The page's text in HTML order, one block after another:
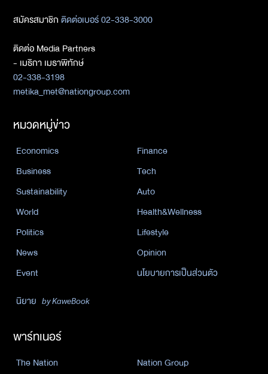
สมัครสมาชิกติดต่อเบอร์ 02-338-3000
ติดต่อ Media Partners
- เมธิกา เมธาพิทักษ์
02-338-3198
metika_met@nationgroup.com
หมวดหมู่ข่าว
Economics
Finance
Business
Tech
Sustainability
Auto
World
Health&Wellness
Politics
Lifestyle
News
Opinion
Event
นโยบายการเป็นส่วนตัว
นิยาย by KaweBook
พาร์ทเนอร์
The Nation Nation Group